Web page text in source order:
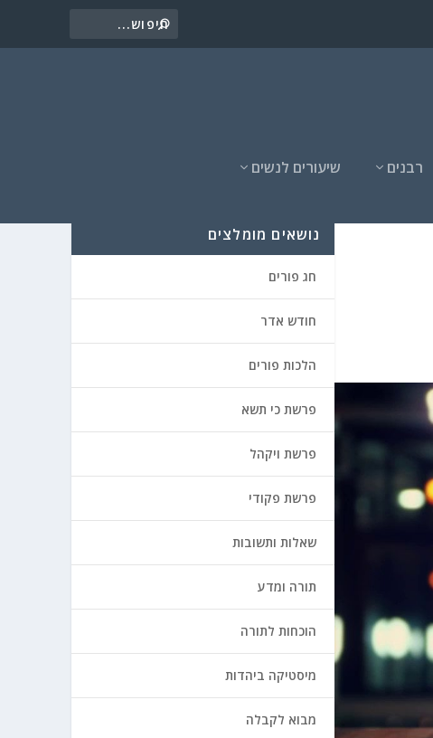
רבנים שיעורים לנשים
נושאים מומלצים
חג פורים
חודש אדר
הלכות פורים
פרשת כי תשא
פרשת ויקהל
פרשת פקודי
שאלות ותשובות
תורה ומדע
הוכחות לתורה
מיסטיקה ביהדות
מבוא לקבלה